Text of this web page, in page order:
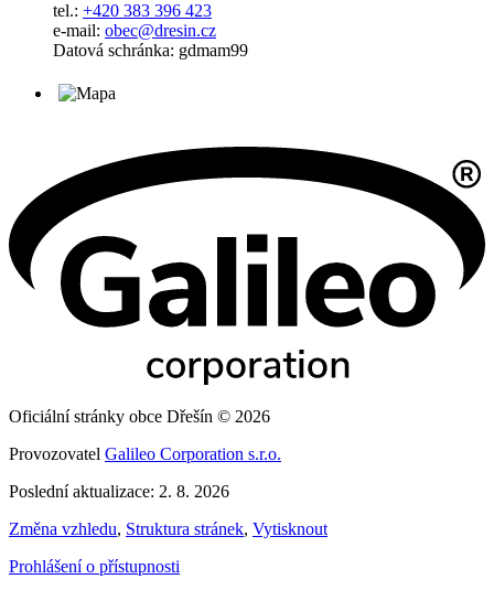
tel.: +420 383 396 423
e-mail: obec@dresin.cz
Datová schránka: gdmam99
Oficiální stránky obce Dřešín © 2026
Provozovatel Galileo Corporation s.r.o.
Poslední aktualizace: 2. 8. 2026
Změna vzhledu, Struktura stránek, Vytisknout
Prohlášení o přístupnosti